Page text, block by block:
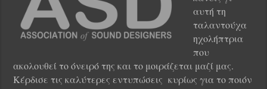
αυτή τη
ταλαντούχα
ηχολήπτρια
που
ακολουθεί το όνειρό της και το μοιράζεται μαζί μας.
Κέρδισε τις καλύτερες εντυπώσεις κυρίως για το ποιόν